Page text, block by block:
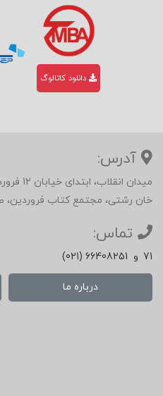
دانلود کاتالوگ
آدرس:
میدان
خان رشتی، مجتمع کتاب فروردین،
تماس:
(021) 66408251 و 71
درباره ما